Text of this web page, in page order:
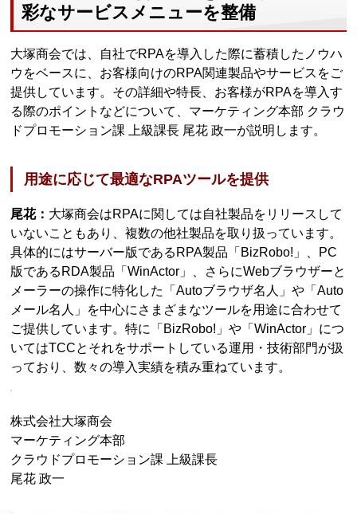
彩なサービスメニューを整備
大塚商会では、自社でRPAを導入した際に蓄積したノウハ
ウをベースに、お客様向けのRPA関連製品やサービスをご
提供しています。その詳細や特長、お客様がRPAを導入す
る際のポイントなどについて、マーケティング本部 クラウ
ドプロモーション課 上級課長 尾花 政一が説明します。
用途に応じて最適なRPAツールを提供
尾花： 大塚商会はRPAに関しては自社製品をリリースして
いないこともあり、複数の他社製品を取り扱っています。
具体的にはサーバー版であるRPA製品「BizRobo!」、PC
版であるRDA製品「WinActor」、さらにWebブラウザーと
メーラーの操作に特化した「Autoブラウザ名人」や「Auto
メール名人」を中心にさまざまなツールを用途に合わせて
ご提供しています。特に「BizRobo!」や「WinActor」につ
いてはTCCとそれをサポートしている運用・技術部門が扱
っており、数々の導入実績を積み重ねています。
株式会社大塚商会
マーケティング本部
クラウドプロモーション課 上級課長
尾花 政一